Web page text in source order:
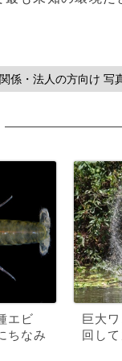
係・法人の方向け 写
エビ
ちなみ
巨大
回し